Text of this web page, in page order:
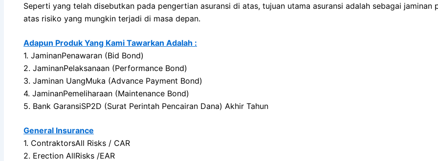
Seperti yang telah disebutkan pada pengertian asuransi di atas, tujuan utama asuransi adalah sebagai jaminan
atas risiko yang mungkin terjadi di masa depan.
Adapun Produk Yang Kami Tawarkan Adalah :
1. JaminanPenawaran (Bid Bond)
2. JaminanPelaksanaan (Performance Bond)
3. Jaminan UangMuka (Advance Payment Bond)
4. JaminanPemeliharaan (Maintenance Bond)
5. Bank GaransiSP2D (Surat Perintah Pencairan Dana) Akhir Tahun
General Insurance
1. ContraktorsAll Risks / CAR
2. Erection AllRisks /EAR